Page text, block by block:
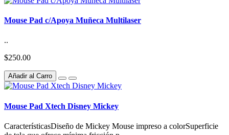
Mouse Pad c/Apoya Muñeca Multilaser
..
$250.00
Añadir al Carro
Mouse Pad Xtech Disney Mickey
CaracterísticasDiseño de Mickey Mouse impreso a colorSuperficie